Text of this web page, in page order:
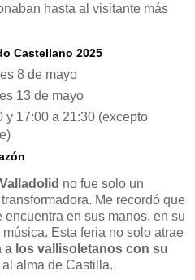
hasta al visitante más
Castellano 2025
8 de mayo
13 de mayo
y 17:00 a 21:30 (excepto
no fue solo un
Me recordó que
en sus manos, en su
Esta feria no solo atrae
a los vallisoletanos con su
alma de Castilla.